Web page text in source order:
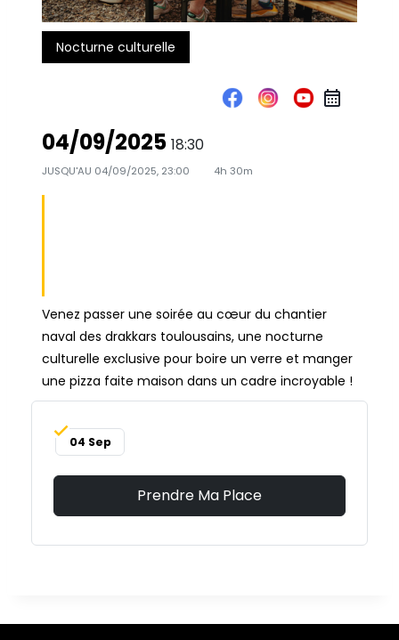
Nocturne culturelle
04/09/2025 18:30
JUSQU'AU 04/09/2025, 23:00 4h 30m
Venez passer une soirée au cœur du chantier
naval des drakkars toulousains, une nocturne
culturelle exclusive pour boire un verre et manger
une pizza faite maison dans un cadre incroyable !
04 Sep
Prendre Ma Place